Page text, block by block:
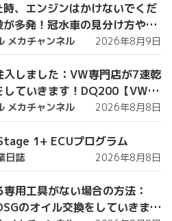
、エンジンはかけないでくだ
多発！冠水車の見分け方や注
が解説していきます！【VW修
メカチャンネル 2026年8月9日
入しました：VW専門店が7速乾
していきます！DQ200【VW修
メカチャンネル 2026年8月8日
1+ ECUプログラム
日誌 2026年8月8日
用工具がない場合の方法：
のオイル交換をしていきま